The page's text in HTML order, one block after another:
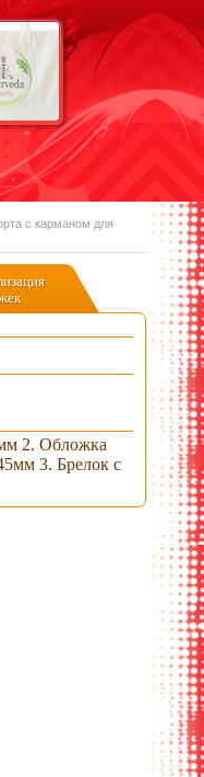
с карманом для
2. Обложка
3. Брелок с